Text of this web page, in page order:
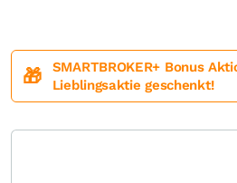
🎁
SMARTBROKER+ Bonus
Lieblingsaktie geschenkt!